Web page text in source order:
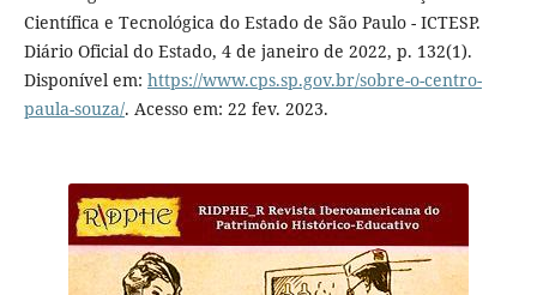
Científica e Tecnológica do Estado de São Paulo - ICTESP.
Diário Oficial do Estado, 4 de janeiro de 2022, p. 132(1).
Disponível em: https://www.cps.sp.gov.br/sobre-o-centro-
paula-souza/. Acesso em: 22 fev. 2023.